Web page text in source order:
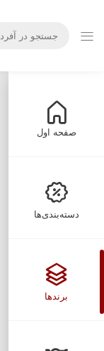
صفحه اول
دسته‌بندی‌ها
برندها